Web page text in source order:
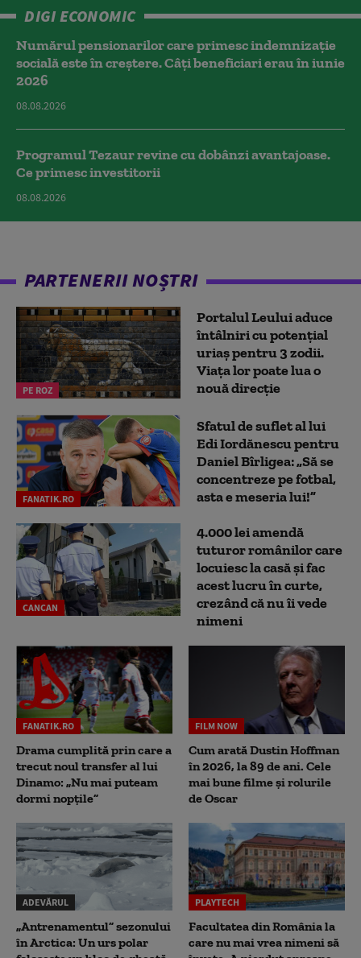
DIGI ECONOMIC
Numărul pensionarilor care primesc indemnizaţie
socială este în creștere. Câți beneficiari erau în iunie
2026
08.08.2026
Programul Tezaur revine cu dobânzi avantajoase.
Ce primesc investitorii
08.08.2026
PARTENERII NOȘTRI
PE ROZ
Portalul Leului aduce
întâlniri cu potențial
uriaș pentru 3 zodii.
Viața lor poate lua o
nouă direcție
FANATIK.RO
Sfatul de suflet al lui
Edi Iordănescu pentru
Daniel Bîrligea: „Să se
concentreze pe fotbal,
asta e meseria lui!”
CANCAN
4.000 lei amendă
tuturor românilor care
locuiesc la casă și fac
acest lucru în curte,
crezând că nu îi vede
nimeni
FANATIK.RO
Drama cumplită prin care a
trecut noul transfer al lui
Dinamo: „Nu mai puteam
dormi nopțile”
FILM NOW
Cum arată Dustin Hoffman
în 2026, la 89 de ani. Cele
mai bune filme și rolurile
de Oscar
ADEVĂRUL
„Antrenamentul” sezonului
în Arctica: Un urs polar
PLAYTECH
Facultatea din România la
care nu mai vrea nimeni să